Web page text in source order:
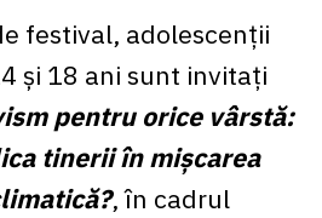
festival, adolescenții
și 18 ani sunt invitați
pentru orice vârstă:
tinerii în mișcarea
, în cadrul